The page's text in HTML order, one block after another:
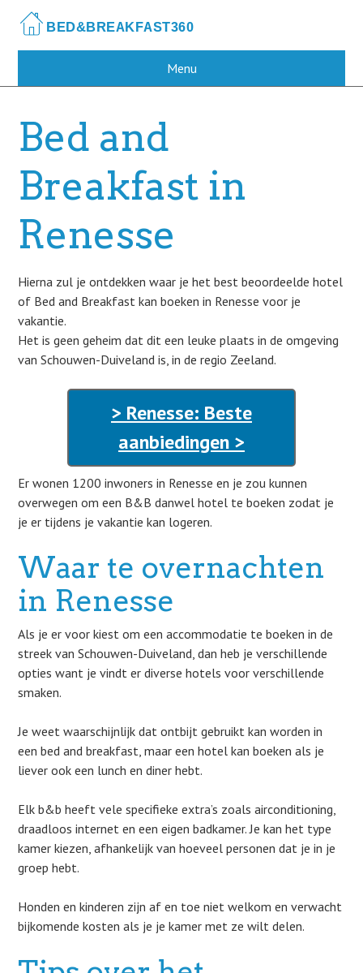
main
Menu
Bed and
Breakfast in
Renesse
Hierna zul je ontdekken waar je het best beoordeelde hotel
of Bed and Breakfast kan boeken in Renesse voor je
vakantie.
Het is geen geheim dat dit een leuke plaats in de omgeving
van Schouwen-Duiveland is, in de regio Zeeland.
> Renesse: Beste
aanbiedingen >
Er wonen 1200 inwoners in Renesse en je zou kunnen
overwegen om een B&B danwel hotel te boeken zodat je
je er tijdens je vakantie kan logeren.
Waar te overnachten
in Renesse
Als je er voor kiest om een accommodatie te boeken in de
streek van Schouwen-Duiveland, dan heb je verschillende
opties want je vindt er diverse hotels voor verschillende
smaken.
Je weet waarschijnlijk dat ontbijt gebruikt kan worden in
een bed and breakfast, maar een hotel kan boeken als je
liever ook een lunch en diner hebt.
Elk b&b heeft vele specifieke extra’s zoals airconditioning,
draadloos internet en een eigen badkamer. Je kan het type
kamer kiezen, afhankelijk van hoeveel personen dat je in je
groep hebt.
Honden en kinderen zijn af en toe niet welkom en verwacht
bijkomende kosten als je je kamer met ze wilt delen.